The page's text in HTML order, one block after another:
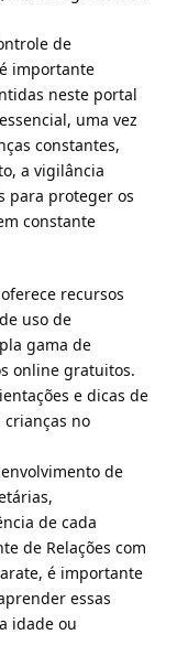
de
importante
neste portal
uma vez
constantes,
a vigilância
para proteger os
constante
recursos
uso de
gama de
online gratuitos.
e dicas de
no
de
de cada
de Relações com
é importante
essas
idade ou